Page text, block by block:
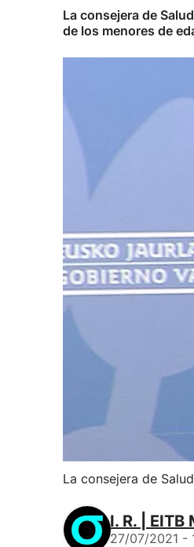
La consejera de
de los menores de
La consejera de
I. R. | EITB
27/07/2021 -